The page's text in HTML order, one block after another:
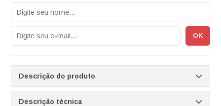
Descrição do produto
Descrição técnica